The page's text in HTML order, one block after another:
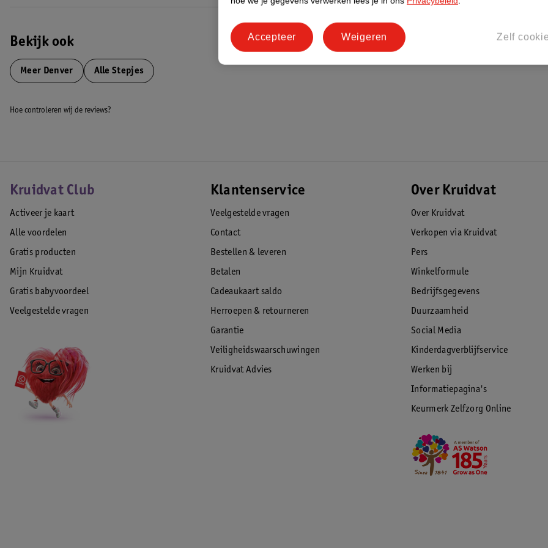
step is in ongeveer 2 uur volledig opgeladen met de meegeleverde adapter – klaar voor het volgende avontuur.
Opvallende wielen met LED-verlichting
Tijdens het rijden lichten de 5” PU voorwielen automatisch op dankzij kinetische LED-technologie. Dat ziet er niet
alleen leuk uit, maar verhoogt ook de zichtbaarheid in het donker. Het rubberen achterwiel zorgt voor extra grip en
controle.
Bekijk ook
Meer Denver Alle Stepjes
Hoe controleren wij de reviews?
Kruidvat Club
Activeer je kaart
Alle voordelen
Gratis producten
Mijn Kruidvat
Gratis babyvoordeel
Veelgestelde vragen
Klantenservice
Veelgestelde vragen
Contact
Bestellen & leveren
Betalen
Cadeaukaart saldo
Herroepen & retourneren
Garantie
Veiligheidswaarschuwingen
Kruidvat Advies
Over Kruidvat
Over Kruidvat
Verkopen via Kruidvat
Pers
Winkelformule
Bedrijfsgegevens
Duurzaamheid
Social Media
Kinderdagverblijfservice
Werken bij
Informatiepagina's
Keurmerk Zelfzorg Online
Zelf
Weigeren
Accepteer